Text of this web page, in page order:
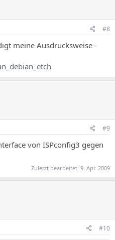
#8
meine Ausdrucksweise -
#9
von ISPconfig3 gegen
Zuletzt bearbeitet: 9. Apr. 2009
#10